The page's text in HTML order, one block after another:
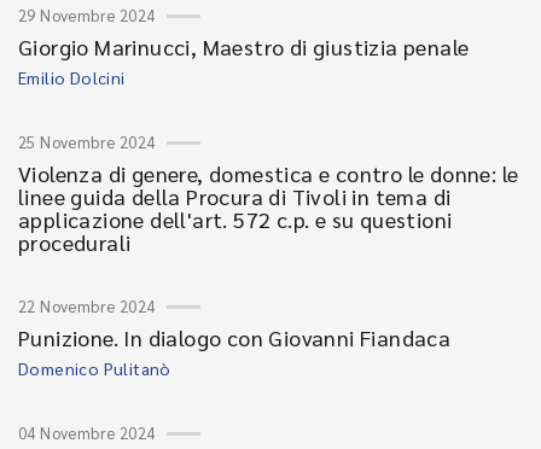
29 Novembre 2024
Giorgio Marinucci, Maestro di giustizia penale
Emilio Dolcini
25 Novembre 2024
Violenza di genere, domestica e contro le donne: le
linee guida della Procura di Tivoli in tema di
applicazione dell'art. 572 c.p. e su questioni
procedurali
22 Novembre 2024
Punizione. In dialogo con Giovanni Fiandaca
Domenico Pulitanò
04 Novembre 2024